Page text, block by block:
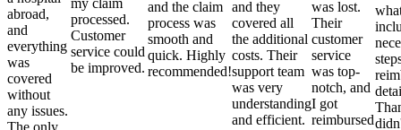
abroad,
and
everything
was
covered
without
any issues.
The only
processed.
Customer
service could
be improved.
and the claim
process was
smooth and
quick. Highly
recommended!
and they
covered all
the additional
costs. Their
support team
was very
understanding
and efficient.
was lost.
Their
customer
service
was top-
notch, and
I got
reimbursed